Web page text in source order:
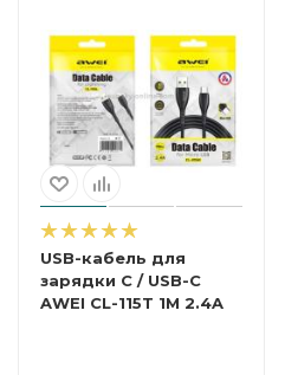
USB-кабель для
зарядки C / USB-C
AWEI CL-115T 1M 2.4A